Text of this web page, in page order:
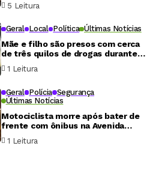
5 Leitura
Geral Local Política Últimas Notícias
Mãe e filho são presos com cerca
de três quilos de drogas durante
operação policial no Maranhão
1 Leitura
Geral Polícia Segurança
Últimas Notícias
Motociclista morre após bater de
frente com ônibus na Avenida
Tancredo Neves, em São Luís
1 Leitura